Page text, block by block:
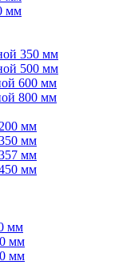
мм
350 мм
500 мм
600 мм
800 мм
мм
мм
мм
мм
мм
мм
мм